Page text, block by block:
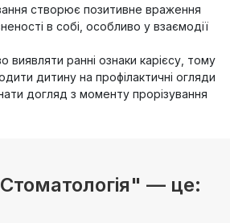
створює позитивне враження
в собі, особливо у взаємодії
виявляти ранні ознаки карієсу, тому
дитину на профілактичні огляди
догляд з моменту прорізування
— це: